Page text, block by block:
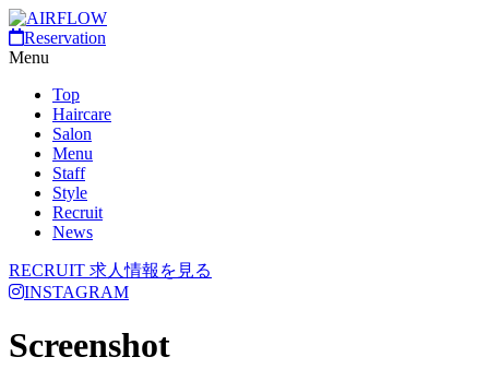
Reservation
Menu
Top
Haircare
Salon
Menu
Staff
Style
Recruit
News
RECRUIT 求人情報を見る
INSTAGRAM
Screenshot